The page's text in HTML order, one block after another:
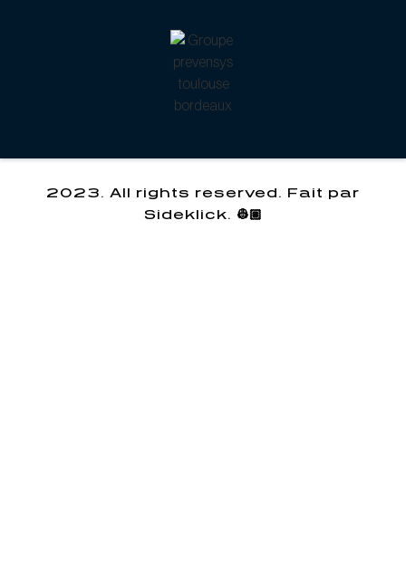
2023. All rights reserved. Fait par
Sideklick. 👷🏽